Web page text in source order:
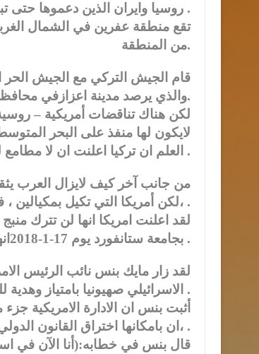
روسيا وايران الذين دعموها حتى تبتعد عن الولايات المتحدة الامريكية والغرب .
تقع منطقة عفرين في الشمال
من المنطقة.
قام الجيش التركي مع الجيش الحر
والذي يرصد مدينة اعزازفي محافظة حلب وكيليس في تركيا.
لكن هناك تناقضات أمريكية –
لايكون لها منفذ على البحر
العلم ان تركيا اعلنت ان لا مطامع لها في سوريا الاتوقيف الاكراد عن مهاجمة تركيا على حدودها .
من جانب آخر كيف لايزال العرب
،لكن أمريكا التي تكيل بمكيالين ، فهي دائما الداعم الحقيقي لاسرائيل ولا يمكن ان تكون محايدة .
لقد اعلنت امريكا انها لن تترك
بجامعة ستانفورد يوم 17-1-2018انهم لن يتركوا سوريا ولن يسمحوا لايران الوصول لمياه البحر المتوسط .
لقد زار مايك بنس نائب الرئيس
الاسرائيلي صهيونيا بامتياز وهدية للمتطرفين .
أثبت بنس ان الادارة الامريكية
،ان بامكانها اختراق القانون الدولي والقرارات الدولية اذا ما تعلق الامر باسرائيل .
قال بنس في خطابه:(أنا الآن في